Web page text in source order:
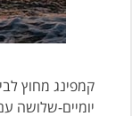
קמפינג מחוץ
יומיים-שלושה